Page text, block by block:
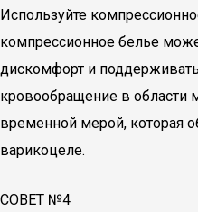
Используйте
компрессионное белье
дискомфорт и
кровообращение в
временной мерой, которая
варикоцеле.
СОВЕТ №4